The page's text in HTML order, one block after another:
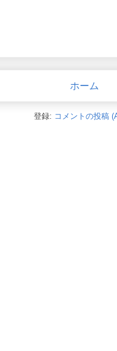
ホーム
登録: コメントの投稿